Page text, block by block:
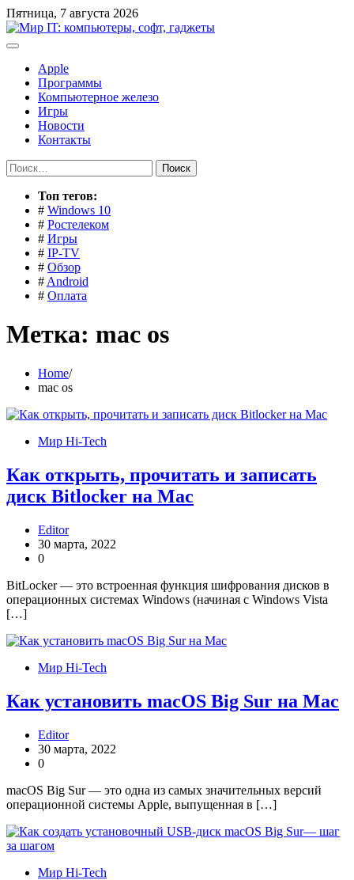
Перейти
к
содержимому
Пятница, 7 августа 2026
Apple
Программы
Компьютерное железо
Игры
Новости
Контакты
Найти:
Toп тегов:
# Windows 10
# Ростелеком
# Игры
# IP-TV
# Обзор
# Android
# Оплата
Метка: mac os
Home
mac os
Мир Hi-Tech
Как открыть, прочитать и записать
диск Bitlocker на Mac
Editor
30 марта, 2022
0
BitLocker — это встроенная функция шифрования дисков в
операционных системах Windows (начиная с Windows Vista
[…]
Мир Hi-Tech
Как установить macOS Big Sur на Mac
Editor
30 марта, 2022
0
macOS Big Sur — это одна из самых значительных версий
операционной системы Apple, выпущенная в […]
Мир Hi-Tech